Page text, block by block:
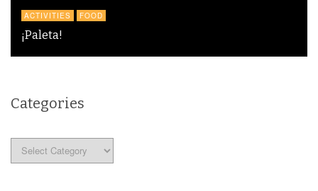
ACTIVITIES FOOD
¡Paleta!
Categories